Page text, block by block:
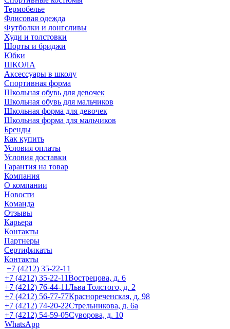
Термобелье
Флисовая одежда
Футболки и лонгсливы
Худи и толстовки
Шорты и бриджи
Юбки
ШКОЛА
Аксессуары в школу
Спортивная форма
Школьная обувь для девочек
Школьная обувь для мальчиков
Школьная форма для девочек
Школьная форма для мальчиков
Бренды
Как купить
Условия оплаты
Условия доставки
Гарантия на товар
Компания
О компании
Новости
Команда
Отзывы
Карьера
Контакты
Партнеры
Сертификаты
Контакты
+7 (4212) 35-22-11
+7 (4212) 35-22-11Вострецова, д. 6
+7 (4212) 76-44-11Льва Толстого, д. 2
+7 (4212) 56-77-77Краснореченская, д. 98
+7 (4212) 74-20-22Стрельникова, д. 6а
+7 (4212) 54-59-05Суворова, д. 10
WhatsApp